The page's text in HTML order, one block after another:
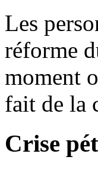
Les
réforme
moment
fait de la
Crise